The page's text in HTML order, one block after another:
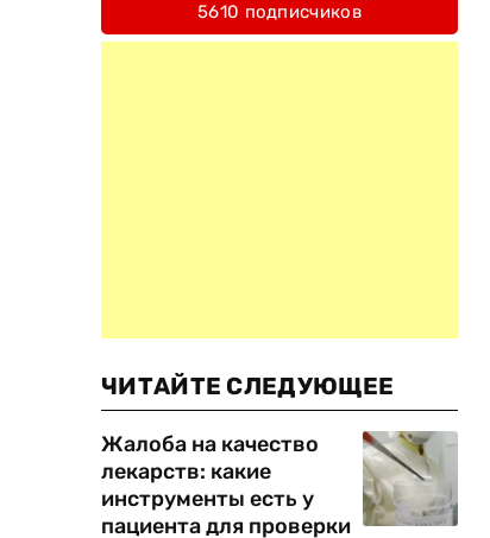
5610 подписчиков
ЧИТАЙТЕ СЛЕДУЮЩЕЕ
Жалоба на качество
лекарств: какие
инструменты есть у
пациента для проверки